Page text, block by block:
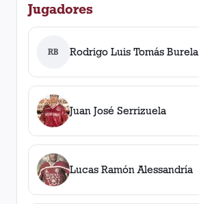
Jugadores
RB Rodrigo Luis Tomás Burela
Juan José Serrizuela
Lucas Ramón Alessandría